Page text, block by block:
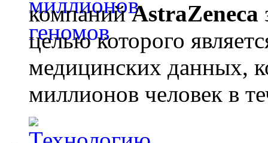
компанийAstraZeneca
целью которого
медицинских данных,
миллионов человек в